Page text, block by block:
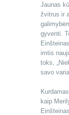
Jaunas
žvitrus ir
gyventi.
imtis
toks,
savo
kaip